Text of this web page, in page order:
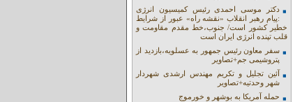
دکتر موسی احمدی رئیس کمیسیون انرژی
:پیام رهبر انقلاب «نقشه راه» عبور از شرایط
خطیر کشور است/ جنوب،خط مقدم مقاومت و
قلب تپنده انرژی ایران است
سفر معاون رئیس جمهور به عسلویه،بازدید از
پتروشیمی جم+تصاویر
آئین تجلیل و تکریم مهندس ارشدی شهردار
شهر وحدتیه+تصاویر
حمله آمریکا به بوشهر و خورموج